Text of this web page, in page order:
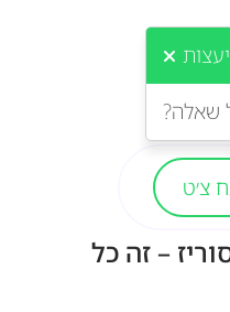
שאלה?
צ׳ט
– זה כל